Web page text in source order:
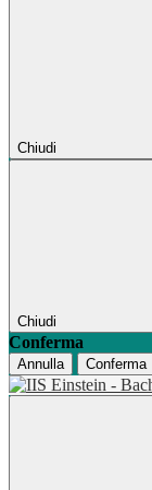
Chiudi
Chiudi
Conferma
Annulla Conferma